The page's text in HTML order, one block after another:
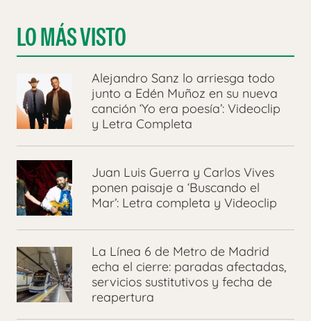
LO MÁS VISTO
Alejandro Sanz lo arriesga todo
junto a Edén Muñoz en su nueva
canción ‘Yo era poesía’: Videoclip
y Letra Completa
Juan Luis Guerra y Carlos Vives
ponen paisaje a ‘Buscando el
Mar’: Letra completa y Videoclip
La Línea 6 de Metro de Madrid
echa el cierre: paradas afectadas,
servicios sustitutivos y fecha de
reapertura